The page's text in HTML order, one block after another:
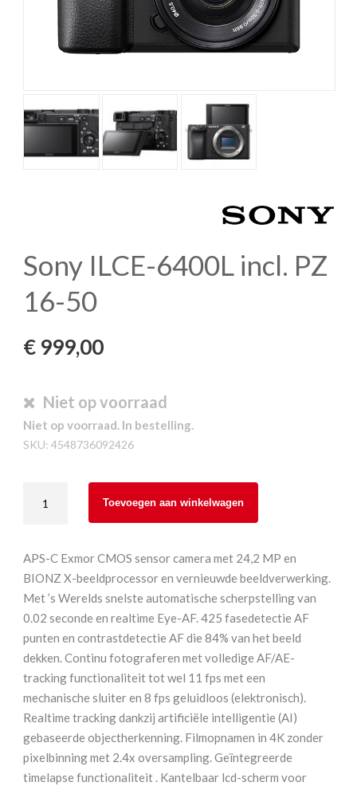
Sony ILCE-6400L incl. PZ
16-50
€ 999,00
Niet op voorraad
Niet op voorraad. In bestelling.
SKU: 4548736092426
ILCE-
incl.
PZ
16-
50
aantal
Toevoegen aan winkelwagen
APS-C Exmor CMOS sensor camera met 24,2 MP en
BIONZ X-beeldprocessor en vernieuwde beeldverwerking.
Met ’s Werelds snelste automatische scherpstelling van
0.02 seconde en realtime Eye-AF. 425 fasedetectie AF
punten en contrastdetectie AF die 84% van het beeld
dekken. Continu fotograferen met volledige AF/AE-
tracking functionaliteit tot wel 11 fps met een
mechanische sluiter en 8 fps geluidloos (elektronisch).
Realtime tracking dankzij artificiële intelligentie (AI)
gebaseerde objectherkenning. Filmopnamen in 4K zonder
pixelbinning met 2.4x oversampling. Geïntegreerde
timelapse functionaliteit . Kantelbaar lcd-scherm voor